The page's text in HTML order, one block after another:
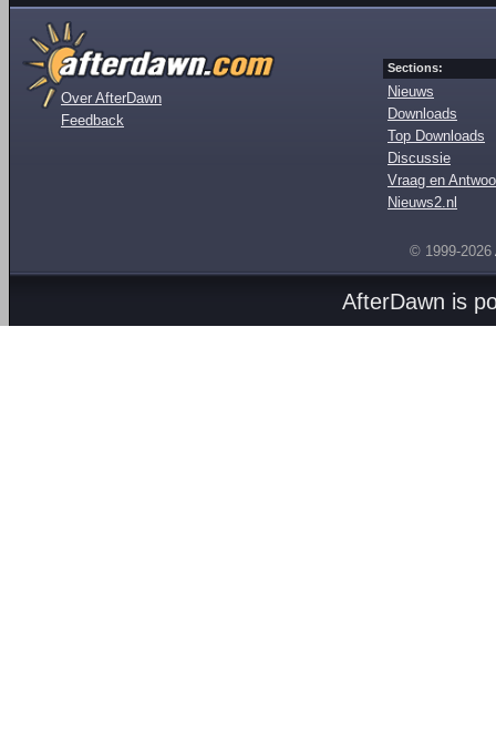
Over AfterDawn
Feedback
Sections:
Nieuws
Downloads
Top Downloads
Discussie
Vraag en
Nieuws2.nl
© 1999-2026
AfterDawn is